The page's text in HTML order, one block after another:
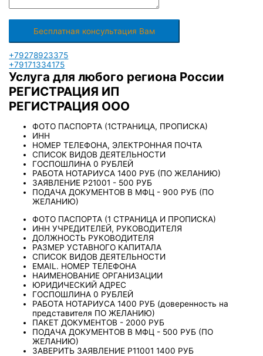
+79278923375
+79171334175
Услуга для любого региона России
РЕГИСТРАЦИЯ ИП
РЕГИСТРАЦИЯ ООО
ФОТО ПАСПОРТА (1СТРАНИЦА, ПРОПИСКА)
ИНН
НОМЕР ТЕЛЕФОНА, ЭЛЕКТРОННАЯ ПОЧТА
СПИСОК ВИДОВ ДЕЯТЕЛЬНОСТИ
ГОСПОШЛИНА 0 РУБЛЕЙ
РАБОТА НОТАРИУСА 1400 РУБ (ПО ЖЕЛАНИЮ)
ЗАЯВЛЕНИЕ Р21001 - 500 РУБ
ПОДАЧА ДОКУМЕНТОВ В МФЦ - 900 РУБ (ПО
ЖЕЛАНИЮ)
ФОТО ПАСПОРТА (1 СТРАНИЦА И ПРОПИСКА)
ИНН УЧРЕДИТЕЛЕЙ, РУКОВОДИТЕЛЯ
ДОЛЖНОСТЬ РУКОВОДИТЕЛЯ
РАЗМЕР УСТАВНОГО КАПИТАЛА
СПИСОК ВИДОВ ДЕЯТЕЛЬНОСТИ
EMAIL. НОМЕР ТЕЛЕФОНА
НАИМЕНОВАНИЕ ОРГАНИЗАЦИИ
ЮРИДИЧЕСКИЙ АДРЕС
ГОСПОШЛИНА 0 РУБЛЕЙ
РАБОТА НОТАРИУСА 1400 РУБ (доверенность на
представителя ПО ЖЕЛАНИЮ)
ПАКЕТ ДОКУМЕНТОВ - 2000 РУБ
ПОДАЧА ДОКУМЕНТОВ В МФЦ - 500 РУБ (ПО
ЖЕЛАНИЮ)
ЗАВЕРИТЬ ЗАЯВЛЕНИЕ Р11001 1400 РУБ